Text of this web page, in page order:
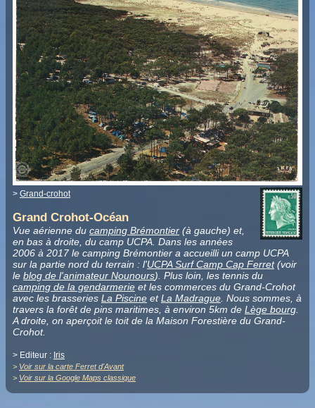
> Grand-crohot
Grand Crohot-Océan
Vue aérienne du camping Brémontier (à gauche) et,
en bas à droite, du camp UCPA. Dans les années
2006 à 2017 le camping Brémontier a accueilli un camp UCPA
sur la partie nord du terrain : l'UCPA Surf Camp Cap Ferret(voir
le blog de l'animateur Nounours). Plus loin, les tennis du
camping de la gendarmerie et les commerces du Grand-Crohot
avec les brasseries La Piscine etLa Madrague . Nous sommes, à
travers la forêt de pins maritimes, à environ 5km de Lège bourg
A droite, on aperçoit le toit de la Maison Forestière du Grand-
Crohot.
> Editeur : Iris
> Voir sur la carte Ferret d'Avant
> Voir sur la Google Maps classique